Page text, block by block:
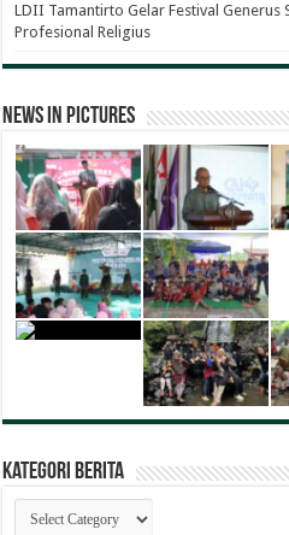
LDII Tamantirto Gelar Festival Generus
Profesional Religius
News in Pictures
Kategori Berita
Kategori
Berita